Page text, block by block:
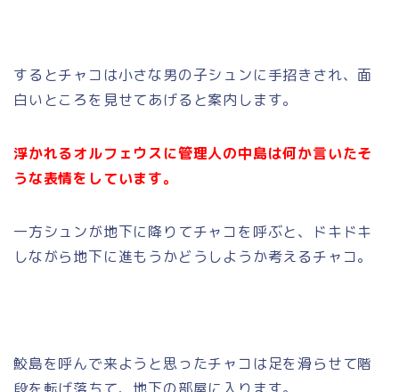
するとチャコは小さな男の子シュンに手招きされ、面
白いところを見せてあげると案内します。
浮かれるオルフェウスに管理人の中島は何か言いたそ
うな表情をしています。
一方シュンが地下に降りてチャコを呼ぶと、ドキドキ
しながら地下に進もうかどうしようか考えるチャコ。
鮫島を呼んで来ようと思ったチャコは足を滑らせて階